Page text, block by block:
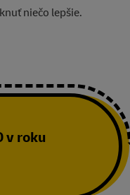
niečo lepšie.
v roku